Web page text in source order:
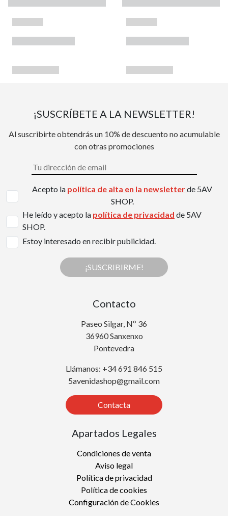
¡SUSCRÍBETE A LA NEWSLETTER!
Al suscribirte obtendrás un 10% de descuento no acumulable
con otras promociones
Acepto la política de alta en la newsletterde 5AV
SHOP.
He leído y acepto la política de privacidad de 5AV
SHOP.
Estoy interesado en recibir publicidad.
¡SUSCRIBIRME!
Contacto
Paseo Silgar, Nº 36
36960 Sanxenxo
Pontevedra
Llámanos: +34 691 846 515
5avenidashop@gmail.com
Contacta
Apartados Legales
Condiciones de venta
Aviso legal
Política de privacidad
Política de cookies
Configuración de Cookies